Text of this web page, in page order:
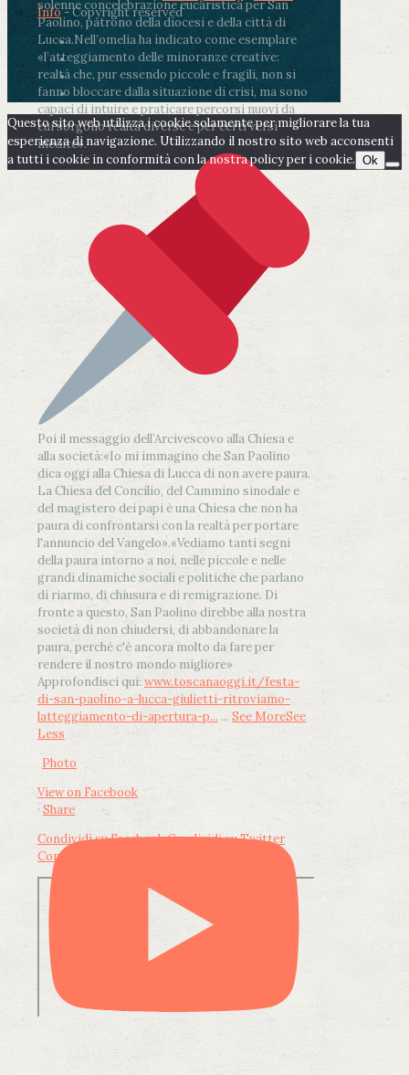
solenne concelebrazione eucaristica per San
Paolino, patrono della diocesi e della città di
Lucca.Nell’omelia ha indicato come esemplare
«l’atteggiamento delle minoranze creative:
realtà che, pur essendo piccole e fragili, non si
fanno bloccare dalla situazione di crisi, ma sono
capaci di intuire e praticare percorsi nuovi da
cui sorgono realtà diverse e per certi versi
inedite».
Poi il messaggio dell’Arcivescovo alla Chiesa e
alla società:«Io mi immagino che San Paolino
dica oggi alla Chiesa di Lucca di non avere paura.
La Chiesa del Concilio, del Cammino sinodale e
del magistero dei papi è una Chiesa che non ha
paura di confrontarsi con la realtà per portare
l'annuncio del Vangelo».«Vediamo tanti segni
della paura intorno a noi, nelle piccole e nelle
grandi dinamiche sociali e politiche che parlano
di riarmo, di chiusura e di remigrazione. Di
fronte a questo, San Paolino direbbe alla nostra
società di non chiudersi, di abbandonare la
paura, perché c'è ancora molto da fare per
rendere il nostro mondo migliore»
Approfondisci qui: www.toscanaoggi.it/festa-
di-san-paolino-a-lucca-giulietti-ritroviamo-
latteggiamento-di-apertura-p... ... See MoreSee
Less
Photo
View on Facebook
· Share
Condividi su FacebookCondividi su Twitter
Condividi su LinkedIn
Info- Copyright reserved
Questo sito web utilizza i cookie solamente per migliorare la tua
esperienza di navigazione. Utilizzando il nostro sito web acconsenti
a tutti i cookie in conformità con la nostra policy per i cookie. Ok